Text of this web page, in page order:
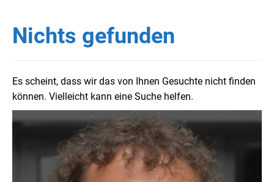
Nichts gefunden
Es scheint, dass wir das von Ihnen Gesuchte nicht finden
können. Vielleicht kann eine Suche helfen.